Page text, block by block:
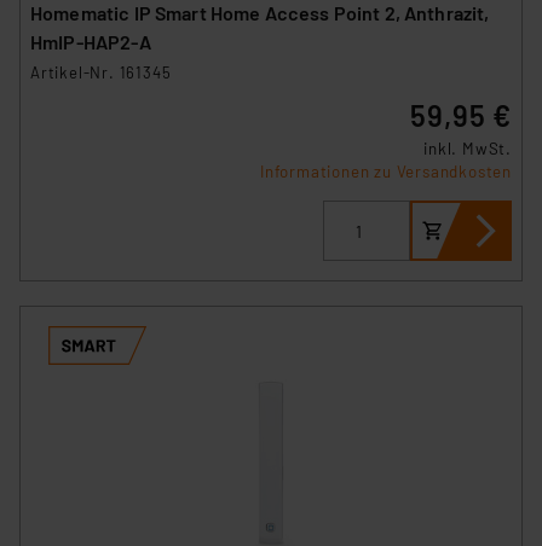
Homematic IP Smart Home Access Point 2, Anthrazit,
HmIP-HAP2-A
Artikel-Nr. 161345
59,95 €
inkl. MwSt.
Informationen zu Versandkosten